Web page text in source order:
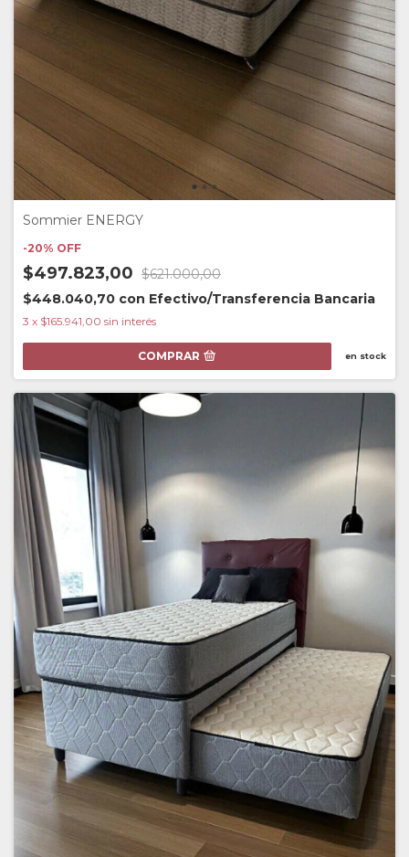
Sommier ENERGY
-20% OFF
$497.823,00 $621.000,00
$448.040,70 con Efectivo/Transferencia Bancaria
3 x $165.941,00 sin interés
COMPRAR en stock